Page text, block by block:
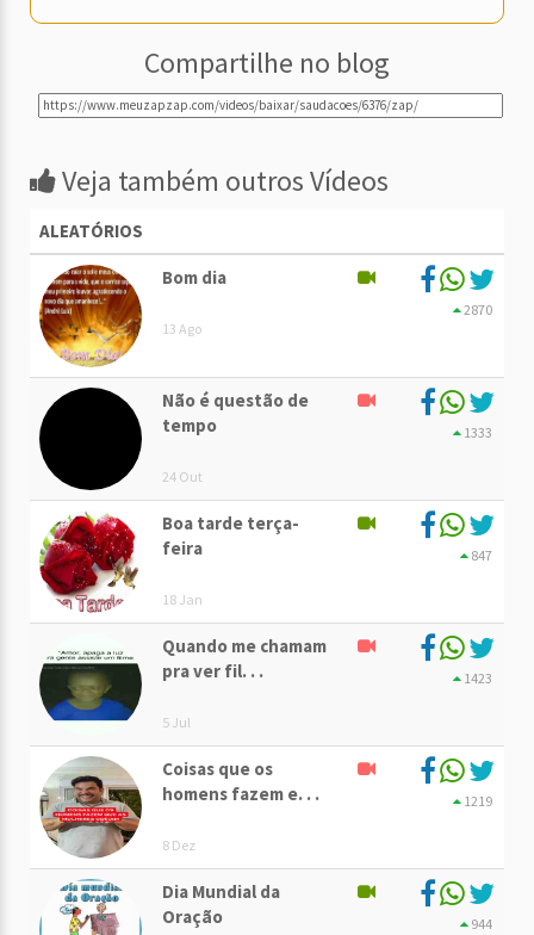
Compartilhe no blog
Veja também outros Vídeos
ALEATÓRIOS
Bom dia
13 Ago
2870
Não é questão de
tempo
24 Out
1333
Boa tarde terça-
feira
18 Jan
847
Quando me chamam
pra ver fil. . .
5 Jul
1423
Coisas que os
homens fazem e. . .
8 Dez
1219
Dia Mundial da
Oração
944